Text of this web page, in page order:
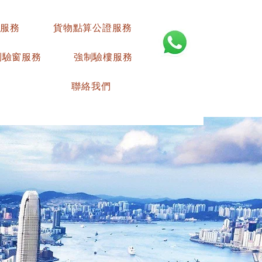
務 貨物點算公證服務
窗服務 強制驗樓服務
聯絡我們